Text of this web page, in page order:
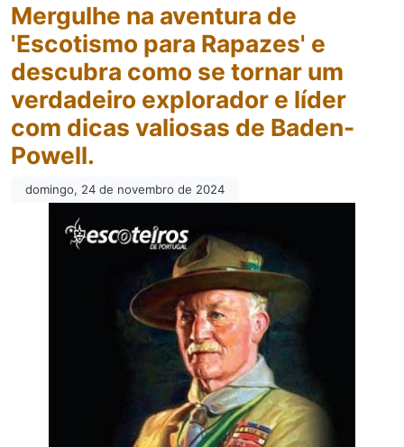
Mergulhe na aventura de
'Escotismo para Rapazes' e
descubra como se tornar um
verdadeiro explorador e líder
com dicas valiosas de Baden-
Powell.
domingo, 24 de novembro de 2024